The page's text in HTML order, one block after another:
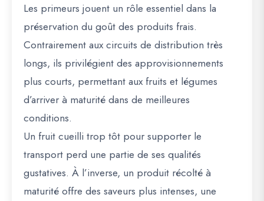
Les primeurs jouent un rôle essentiel dans la
préservation du goût des produits frais.
Contrairement aux circuits de distribution très
longs, ils privilégient des approvisionnements
plus courts, permettant aux fruits et légumes
d’arriver à maturité dans de meilleures
conditions.
Un fruit cueilli trop tôt pour supporter le
transport perd une partie de ses qualités
gustatives. À l’inverse, un produit récolté à
maturité offre des saveurs plus intenses, une